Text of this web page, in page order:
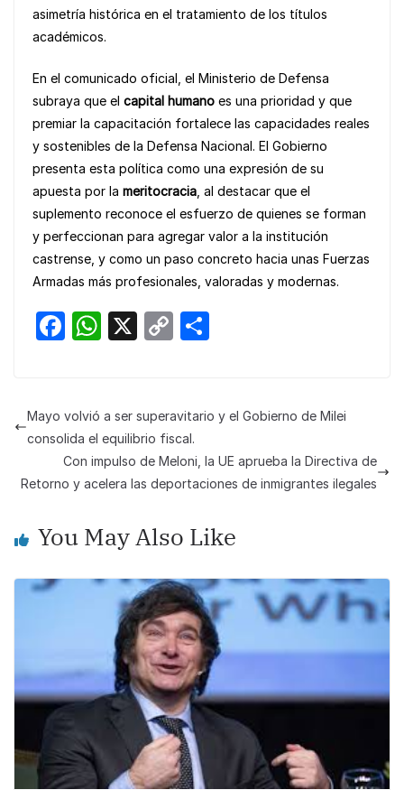
asimetría histórica en el tratamiento de los títulos
académicos.
En el comunicado oficial, el Ministerio de Defensa
subraya que el capital humano es una prioridad y que
premiar la capacitación fortalece las capacidades reales
y sostenibles de la Defensa Nacional. El Gobierno
presenta esta política como una expresión de su
apuesta por la meritocracia , al destacar que el
suplemento reconoce el esfuerzo de quienes se forman
y perfeccionan para agregar valor a la institución
castrense, y como un paso concreto hacia unas Fuerzas
Armadas más profesionales, valoradas y modernas.
F
e
b
o
o
k
W
s
A
p
p
X
C
y
Li
n
k
e
Mayo volvió a ser superavitario y el Gobierno de Milei
consolida el equilibrio fiscal.
Con impulso de Meloni, la UE aprueba la Directiva de
Retorno y acelera las deportaciones de inmigrantes ilegales
You May Also Like